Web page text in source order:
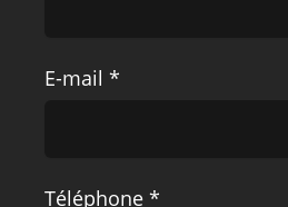
E-mail *
Téléphone *